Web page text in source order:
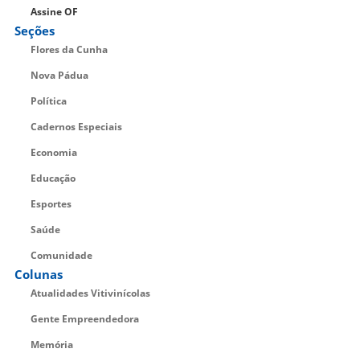
Assine OF
Seções
Flores da Cunha
Nova Pádua
Política
Cadernos Especiais
Economia
Educação
Esportes
Saúde
Comunidade
Colunas
Atualidades Vitivinícolas
Gente Empreendedora
Memória